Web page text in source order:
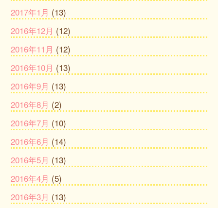
2017年1月 (13)
2016年12月 (12)
2016年11月 (12)
2016年10月 (13)
2016年9月 (13)
2016年8月 (2)
2016年7月 (10)
2016年6月 (14)
2016年5月 (13)
2016年4月 (5)
2016年3月 (13)